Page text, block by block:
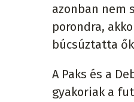
azonban nem
porondra,
búcsúztatta
A Paks és a
gyakoriak a